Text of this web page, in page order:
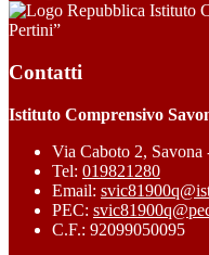
Istituto
Pertini”
Contatti
Istituto Comprensivo
Via Caboto 2,
Tel: 019821280
Email:
PEC:
C.F.: 92099050095